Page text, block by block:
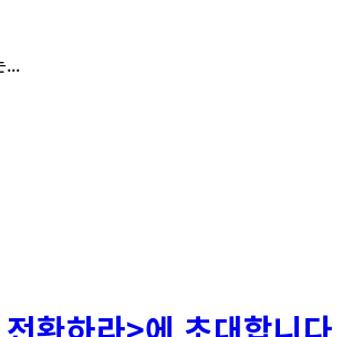
...